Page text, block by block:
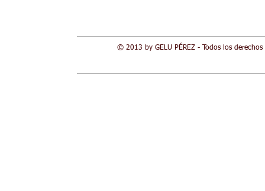
Santo Domingo – Glorieta y© 2013 by GELU PÉREZ - Todos los derechos